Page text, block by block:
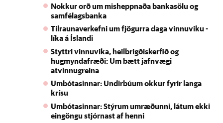
Nokkur orð um misheppnaða bankasölu og
samfélagsbanka
Tilraunaverkefni um fjögurra daga vinnuviku -
líka á Íslandi
Styttri vinnuvika, heilbrigðiskerfið og
hugmyndafræði: Um bætt jafnvægi
atvinnugreina
Umbótasinnar: Undirbúum okkur fyrir langa
krísu
Umbótasinnar: Stýrum umræðunni, látum ekki
eingöngu stjórnast af henni